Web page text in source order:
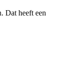
Dat heeft een